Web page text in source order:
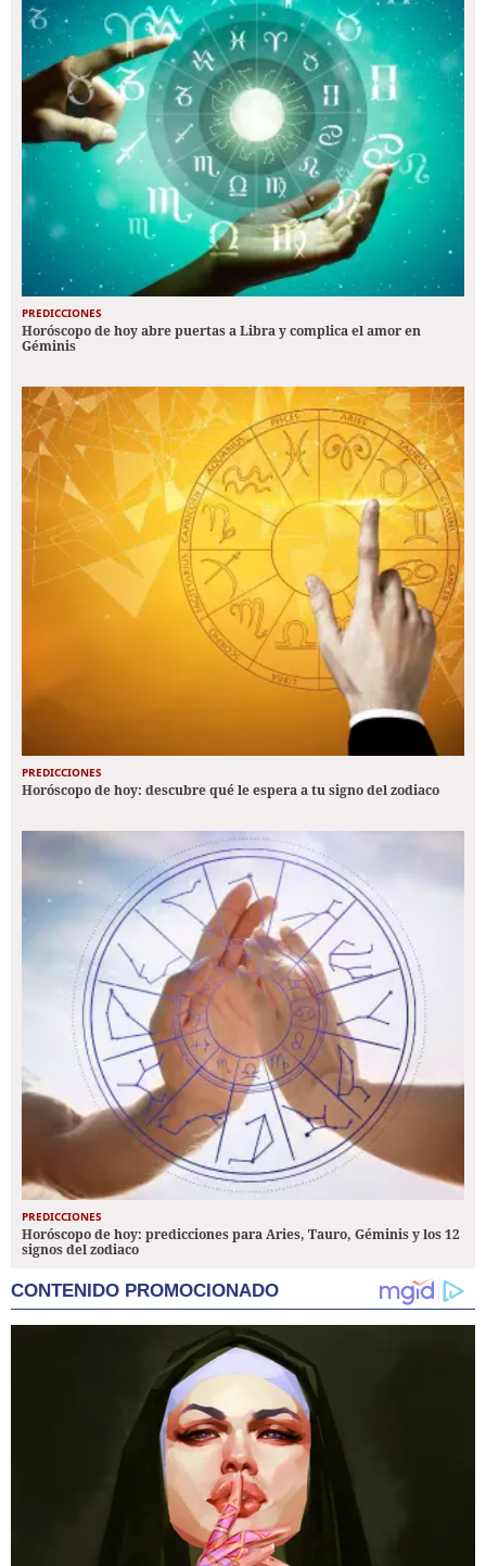
PREDICCIONES
Horóscopo de hoy abre puertas a Libra y complica el amor en
Géminis
PREDICCIONES
Horóscopo de hoy: descubre qué le espera a tu signo del zodiaco
PREDICCIONES
Horóscopo de hoy: predicciones para Aries, Tauro, Géminis y los 12
signos del zodiaco
CONTENIDO PROMOCIONADO